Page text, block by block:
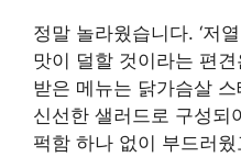
정말 놀라웠습니다. ‘저
맛이 덜할 것이라는 편
받은 메뉴는 닭가슴살
신선한 샐러드로 구성되
퍽함 하나 없이 부드러